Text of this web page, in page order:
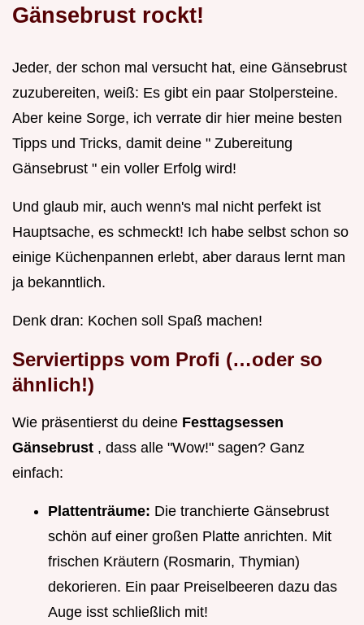
Gänsebrust rockt!
Jeder, der schon mal versucht hat, eine Gänsebrust
zuzubereiten, weiß: Es gibt ein paar Stolpersteine.
Aber keine Sorge, ich verrate dir hier meine besten
Tipps und Tricks, damit deine " Zubereitung
Gänsebrust " ein voller Erfolg wird!
Und glaub mir, auch wenn's mal nicht perfekt ist
Hauptsache, es schmeckt! Ich habe selbst schon so
einige Küchenpannen erlebt, aber daraus lernt man
ja bekanntlich.
Denk dran: Kochen soll Spaß machen!
Serviertipps vom Profi (…oder so
ähnlich!)
Wie präsentierst du deine Festtagsessen
Gänsebrust , dass alle "Wow!" sagen? Ganz
einfach:
Plattenträume: Die tranchierte Gänsebrust
schön auf einer großen Platte anrichten. Mit
frischen Kräutern (Rosmarin, Thymian)
dekorieren. Ein paar Preiselbeeren dazu das
Auge isst schließlich mit!